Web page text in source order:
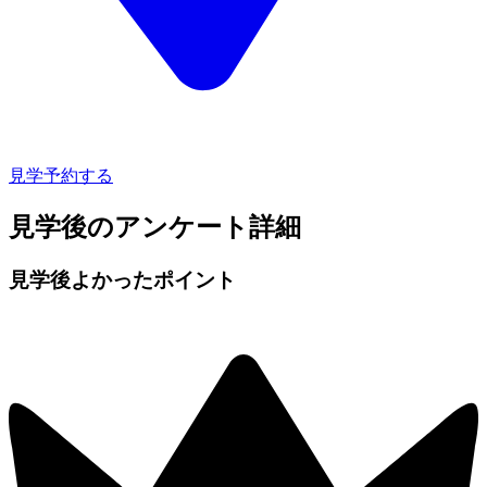
見学予約する
見学後のアンケート詳細
見学後よかったポイント